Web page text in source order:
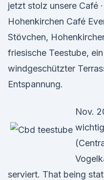
jetzt stolz unsere Café
Hohenkirchen Café
Stövchen,
friesische Teestube,
windgeschützter
Entspannung.
Nov.
serviert. That being